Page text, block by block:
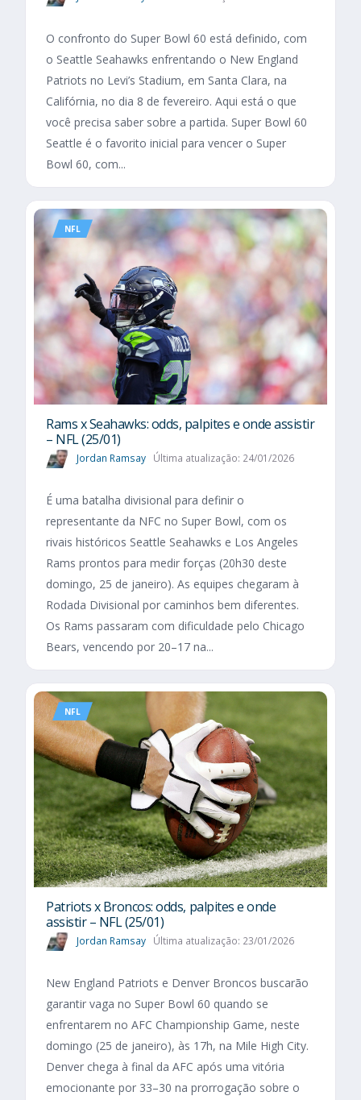
O confronto do Super Bowl 60 está definido, com
o Seattle Seahawks enfrentando o New England
Patriots no Levi’s Stadium, em Santa Clara, na
Califórnia, no dia 8 de fevereiro. Aqui está o que
você precisa saber sobre a partida. Super Bowl 60
Seattle é o favorito inicial para vencer o Super
Bowl 60, com...
NFL
Rams x Seahawks: odds, palpites e onde assistir
– NFL (25/01)
Jordan Ramsay Última atualização: 24/01/2026
É uma batalha divisional para definir o
representante da NFC no Super Bowl, com os
rivais históricos Seattle Seahawks e Los Angeles
Rams prontos para medir forças (20h30 deste
domingo, 25 de janeiro). As equipes chegaram à
Rodada Divisional por caminhos bem diferentes.
Os Rams passaram com dificuldade pelo Chicago
Bears, vencendo por 20–17 na...
NFL
Patriots x Broncos: odds, palpites e onde
assistir – NFL (25/01)
Jordan Ramsay Última atualização: 23/01/2026
New England Patriots e Denver Broncos buscarão
garantir vaga no Super Bowl 60 quando se
enfrentarem no AFC Championship Game, neste
domingo (25 de janeiro), às 17h, na Mile High City.
Denver chega à final da AFC após uma vitória
emocionante por 33–30 na prorrogação sobre o